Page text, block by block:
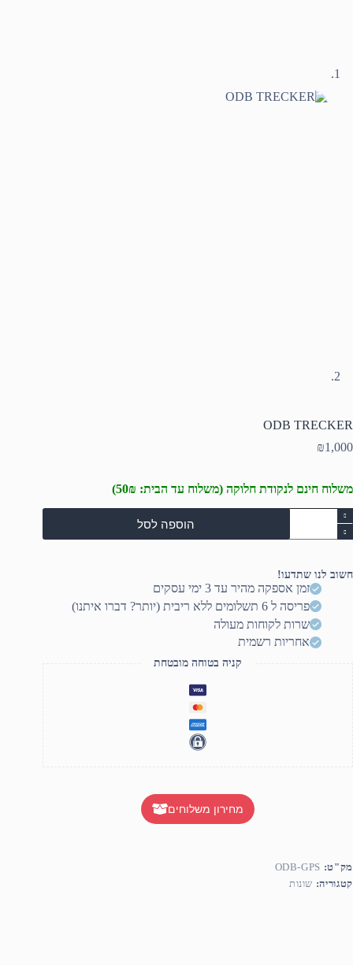
ODB TRECKER
₪1,000
משלוח חינם לנקודת חלוקה (משלוח עד הבית: 50₪)
כמות
של
ODB
הוספה לסל
חשוב לנו שתדעו!
זמן אספקה מהיר עד 3 ימי עסקים
פריסה ל 6 תשלומים ללא ריבית (יותר? דברו איתנו)
שרות לקוחות מעולה
אחריות רשמית
קניה בטוחה מובטחת
מחירון משלוחים
מק"ט: ODB-GPS
קטגוריה: שונות